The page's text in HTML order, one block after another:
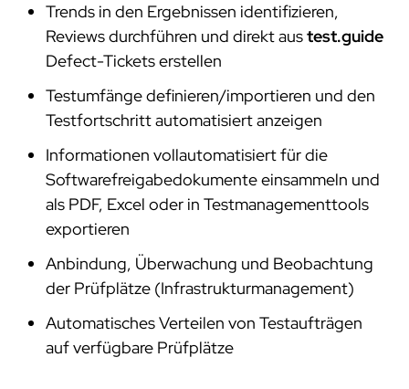
Trends in den Ergebnissen identifizieren,
Reviews durchführen und direkt austest.guide
Defect-Tickets erstellen
Testumfänge definieren/importieren und den
Testfortschritt automatisiert anzeigen
Informationen vollautomatisiert für die
Softwarefreigabedokumente einsammeln und
als PDF, Excel oder in Testmanagementtools
exportieren
Anbindung, Überwachung und Beobachtung
der Prüfplätze (Infrastrukturmanagement)
Automatisches Verteilen von Testaufträgen
auf verfügbare Prüfplätze